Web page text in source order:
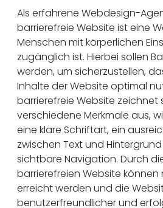
Als erfahrene Webdesign-
barrierefreie Website ist eine
Menschen mit körperlichen
zugänglich ist. Hierbei sollen
werden, um sicherzustellen,
Inhalte der Website optimal
barrierefreie Website zeichnet
verschiedene Merkmale aus,
eine klare Schriftart, ein
zwischen Text und
sichtbare Navigation. Durch
barrierefreien Website können
erreicht werden und die
benutzerfreundlicher und